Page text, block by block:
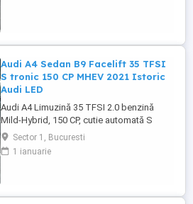
Audi A4 Sedan B9 Facelift 35 TFSI
S tronic 150 CP MHEV 2021 Istoric
Audi LED
Audi A4 Limuzină 35 TFSI 2.0 benzină
Mild-Hybrid, 150 CP, cutie automată S
tronic, an fabricație 2021, model 2022,
adusa recent din Olanda. Mașină bine
întreținută, cu istoric complet de service și
verificare CarVertical ...
Sector 1, Bucuresti
1 ianuarie